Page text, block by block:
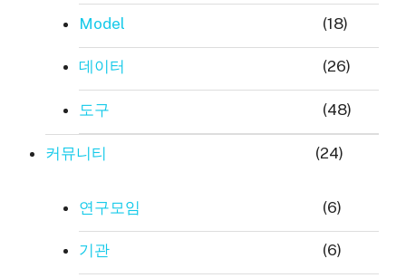
Model (18)
데이터 (26)
도구 (48)
커뮤니티 (24)
연구모임 (6)
기관 (6)